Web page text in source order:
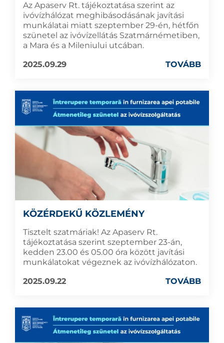
Az Apaserv Rt. tájékoztatása szerint az
ivóvízhálózat meghibásodásának javítási
munkálatai miatt szeptember 29-én, hétfőn
szünetel az ivóvízellátás Szatmárnémetiben,
a Mara és a Mileniului utcában.
2025.09.29
TOVÁBB
KÖZÉRDEKŰ KÖZLEMÉNY
Tisztelt szatmáriak! Az Apaserv Rt.
tájékoztatása szerint szeptember 23-án,
kedden 23.00 és 05.00 óra között javítási
munkálatokat végeznek az ivóvízhálózaton.
2025.09.22
TOVÁBB